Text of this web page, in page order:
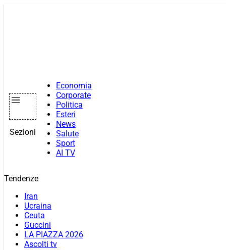
Sezioni
Economia
Corporate
Politica
Esteri
News
Salute
Sport
AI TV
Tendenze
Iran
Ucraina
Ceuta
Guccini
LA PIAZZA 2026
Ascolti tv